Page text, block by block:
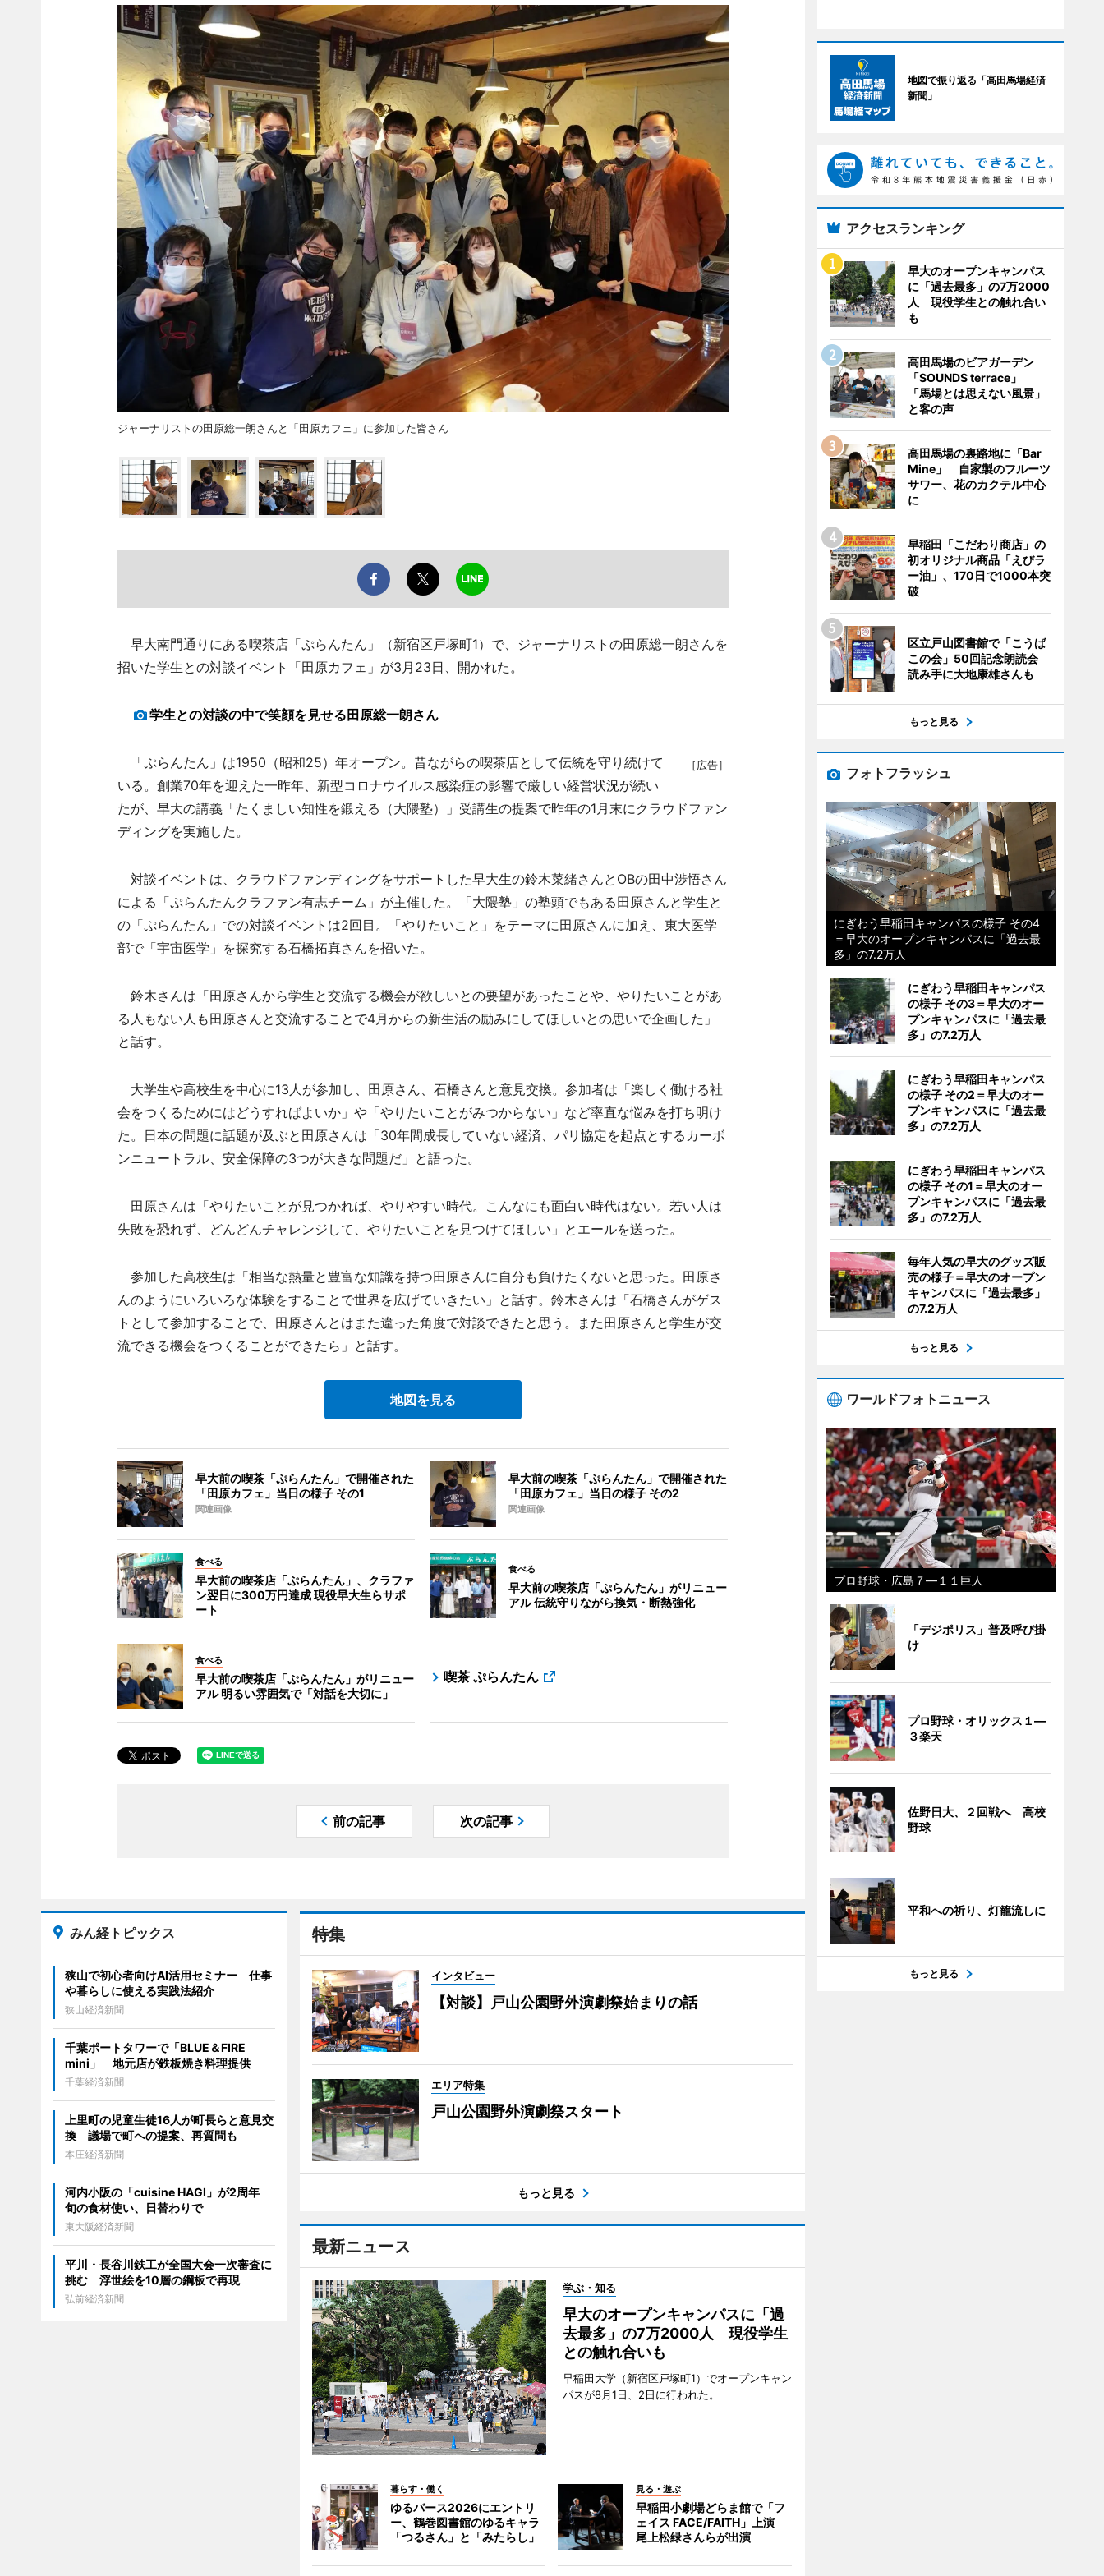
ジャーナリストの田原総一朗さんと「田原カフェ」に参加した皆さん
早大南門通りにある喫茶店「ぷらんたん」（新宿区戸塚町1）で、ジャーナリストの田原総一朗さんを
招いた学生との対談イベント「田原カフェ」が3月23日、開かれた。
学生との対談の中で笑顔を見せる田原総一朗さん
［広告］
「ぷらんたん」は1950（昭和25）年オープン。昔ながらの喫茶店として伝統を守り続けて
いる。創業70年を迎えた一昨年、新型コロナウイルス感染症の影響で厳しい経営状況が続い
たが、早大の講義「たくましい知性を鍛える（大隈塾）」受講生の提案で昨年の1月末にクラウドファン
ディングを実施した。
対談イベントは、クラウドファンディングをサポートした早大生の鈴木菜緒さんとOBの田中渉悟さん
による「ぷらんたんクラファン有志チーム」が主催した。「大隈塾」の塾頭でもある田原さんと学生と
の「ぷらんたん」での対談イベントは2回目。「やりたいこと」をテーマに田原さんに加え、東大医学
部で「宇宙医学」を探究する石橋拓真さんを招いた。
鈴木さんは「田原さんから学生と交流する機会が欲しいとの要望があったことや、やりたいことがあ
る人もない人も田原さんと交流することで4月からの新生活の励みにしてほしいとの思いで企画した」
と話す。
大学生や高校生を中心に13人が参加し、田原さん、石橋さんと意見交換。参加者は「楽しく働ける社
会をつくるためにはどうすればよいか」や「やりたいことがみつからない」など率直な悩みを打ち明け
た。日本の問題に話題が及ぶと田原さんは「30年間成長していない経済、パリ協定を起点とするカーボ
ンニュートラル、安全保障の3つが大きな問題だ」と語った。
田原さんは「やりたいことが見つかれば、やりやすい時代。こんなにも面白い時代はない。若い人は
失敗を恐れず、どんどんチャレンジして、やりたいことを見つけてほしい」とエールを送った。
参加した高校生は「相当な熱量と豊富な知識を持つ田原さんに自分も負けたくないと思った。田原さ
んのようにいろいろな体験をすることで世界を広げていきたい」と話す。鈴木さんは「石橋さんがゲス
トとして参加することで、田原さんとはまた違った角度で対談できたと思う。また田原さんと学生が交
流できる機会をつくることができたら」と話す。
地図を見る
早大前の喫茶「ぷらんたん」で開催された
「田原カフェ」当日の様子 その1
関連画像
早大前の喫茶「ぷらんたん」で開催された
「田原カフェ」当日の様子 その2
関連画像
食べる
早大前の喫茶店「ぷらんたん」、クラファ
ン翌日に300万円達成 現役早大生らサポ
ート
食べる
早大前の喫茶店「ぷらんたん」がリニュー
アル 伝統守りながら換気・断熱強化
食べる
早大前の喫茶店「ぷらんたん」がリニュー
アル 明るい雰囲気で「対話を大切に」
喫茶 ぷらんたん
前の記事 次の記事
特集
インタビュー
【対談】戸山公園野外演劇祭始まりの話
エリア特集
戸山公園野外演劇祭スタート
もっと見る
最新ニュース
学ぶ・知る
早大のオープンキャンパスに「過
去最多」の7万2000人 現役学生
との触れ合いも
早稲田大学（新宿区戸塚町1）でオープンキャン
パスが8月1日、2日に行われた。
暮らす・働く
ゆるバース2026にエントリ
ー、鶴巻図書館のゆるキャラ
「つるさん」と「みたらし」
見る・遊ぶ
早稲田小劇場どらま館で「フ
ェイス FACE/FAITH」上演
尾上松緑さんらが出演
みん経トピックス
狭山で初心者向けAI活用セミナー 仕事
や暮らしに使える実践法紹介
狭山経済新聞
千葉ポートタワーで「BLUE＆FIRE
mini」 地元店が鉄板焼き料理提供
千葉経済新聞
上里町の児童生徒16人が町長らと意見交
換 議場で町への提案、再質問も
本庄経済新聞
河内小阪の「cuisine HAGI」が2周年
旬の食材使い、日替わりで
東大阪経済新聞
平川・長谷川鉄工が全国大会一次審査に
挑む 浮世絵を10層の鋼板で再現
弘前経済新聞
地図で振り返る「高田馬場経済
新聞」
アクセスランキング
早大のオープンキャンパス
に「過去最多」の7万2000
人 現役学生との触れ合い
も
高田馬場のビアガーデン
「SOUNDS terrace」
「馬場とは思えない風景」
と客の声
高田馬場の裏路地に「Bar
Mine」 自家製のフルーツ
サワー、花のカクテル中心
に
早稲田「こだわり商店」の
初オリジナル商品「えびラ
ー油」、170日で1000本突
破
区立戸山図書館で「こうば
この会」50回記念朗読会
読み手に大地康雄さんも
もっと見る
フォトフラッシュ
にぎわう早稲田キャンパスの様子 その4
＝早大のオープンキャンパスに「過去最
多」の7.2万人
にぎわう早稲田キャンパス
の様子 その3＝早大のオー
プンキャンパスに「過去最
多」の7.2万人
にぎわう早稲田キャンパス
の様子 その2＝早大のオー
プンキャンパスに「過去最
多」の7.2万人
にぎわう早稲田キャンパス
の様子 その1＝早大のオー
プンキャンパスに「過去最
多」の7.2万人
毎年人気の早大のグッズ販
売の様子＝早大のオープン
キャンパスに「過去最多」
の7.2万人
もっと見る
ワールドフォトニュース
プロ野球・広島７―１１巨人
「デジポリス」普及呼び掛
け
プロ野球・オリックス１―
３楽天
佐野日大、２回戦へ 高校
野球
平和への祈り、灯籠流しに
もっと見る